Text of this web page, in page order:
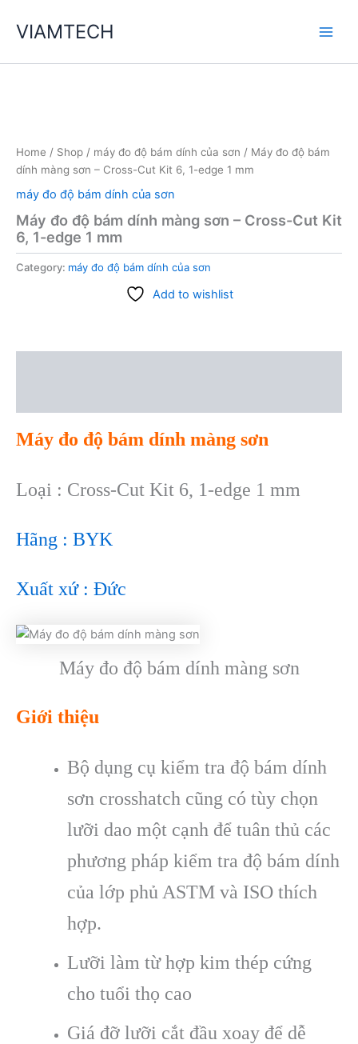
VIAMTECH
Home / Shop / máy đo độ bám dính của sơn / Máy đo độ bám
dính màng sơn – Cross-Cut Kit 6, 1-edge 1 mm
máy đo độ bám dính của sơn
Máy đo độ bám dính màng sơn – Cross-Cut Kit
6, 1-edge 1 mm
Category: máy đo độ bám dính của sơn
Add to wishlist
Máy đo độ bám dính màng sơn
Loại : Cross-Cut Kit 6, 1-edge 1 mm
Hãng : BYK
Xuất xứ : Đức
Máy đo độ bám dính màng sơn
Giới thiệu
Bộ dụng cụ kiểm tra độ bám dính
sơn crosshatch cũng có tùy chọn
lưỡi dao một cạnh để tuân thủ các
phương pháp kiểm tra độ bám dính
của lớp phủ ASTM và ISO thích
hợp.
Lưỡi làm từ hợp kim thép cứng
cho tuổi thọ cao
Giá đỡ lưỡi cắt đầu xoay để dễ